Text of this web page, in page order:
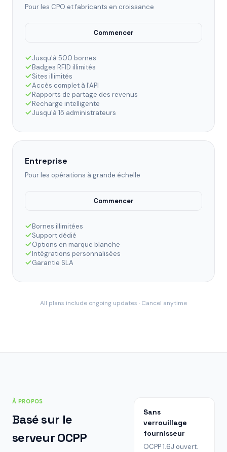
Pour les CPO et fabricants en croissance
Commencer
Jusqu'à 500 bornes
Badges RFID illimités
Sites illimités
Accès complet à l'API
Rapports de partage des revenus
Recharge intelligente
Jusqu'à 15 administrateurs
Entreprise
Pour les opérations à grande échelle
Commencer
Bornes illimitées
Support dédié
Options en marque blanche
Intégrations personnalisées
Garantie SLA
All plans include ongoing updates · Cancel anytime
À PROPOS
Basé sur le
serveur OCPP
Sans
verrouillage
fournisseur
OCPP 1.6J ouvert.